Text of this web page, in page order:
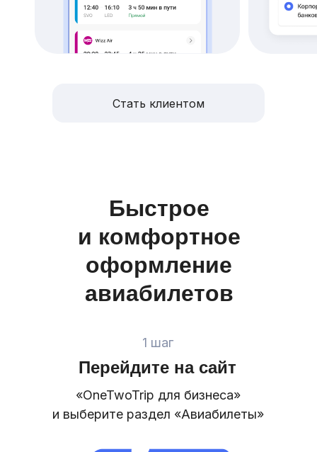
Стать клиентом
Быстрое
и комфортное
оформление
авиабилетов
«OneTwoTrip для бизнеса»
и выберите раздел «Авиабилеты»
1 шаг
Перейдите на сайт